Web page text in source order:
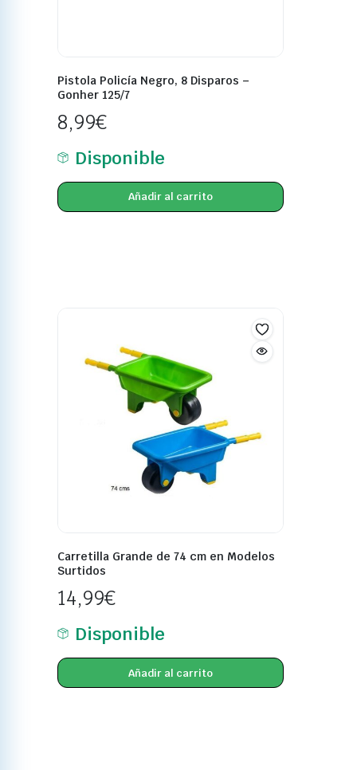
Pistola Policía Negro, 8 Disparos –
Gonher 125/7
8,99€
Disponible
Añadir al carrito
Carretilla Grande de 74 cm en Modelos
Surtidos
14,99€
Disponible
Añadir al carrito